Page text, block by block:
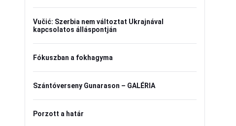
Vučić: Szerbia nem változtat Ukrajnával
kapcsolatos álláspontján
Fókuszban a fokhagyma
Szántóverseny Gunarason – GALÉRIA
Porzott a határ